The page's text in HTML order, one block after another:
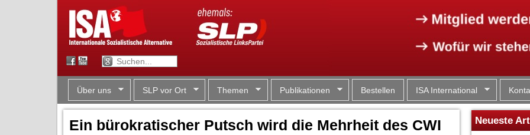
Über uns SLP vor Ort Themen Publikationen Bestellen ISA International
Ein bürokratischer Putsch wird die Mehrheit des CWI
Neueste